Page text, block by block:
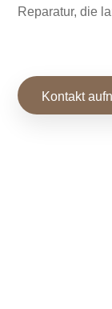
Reparatur, die
Kontakt